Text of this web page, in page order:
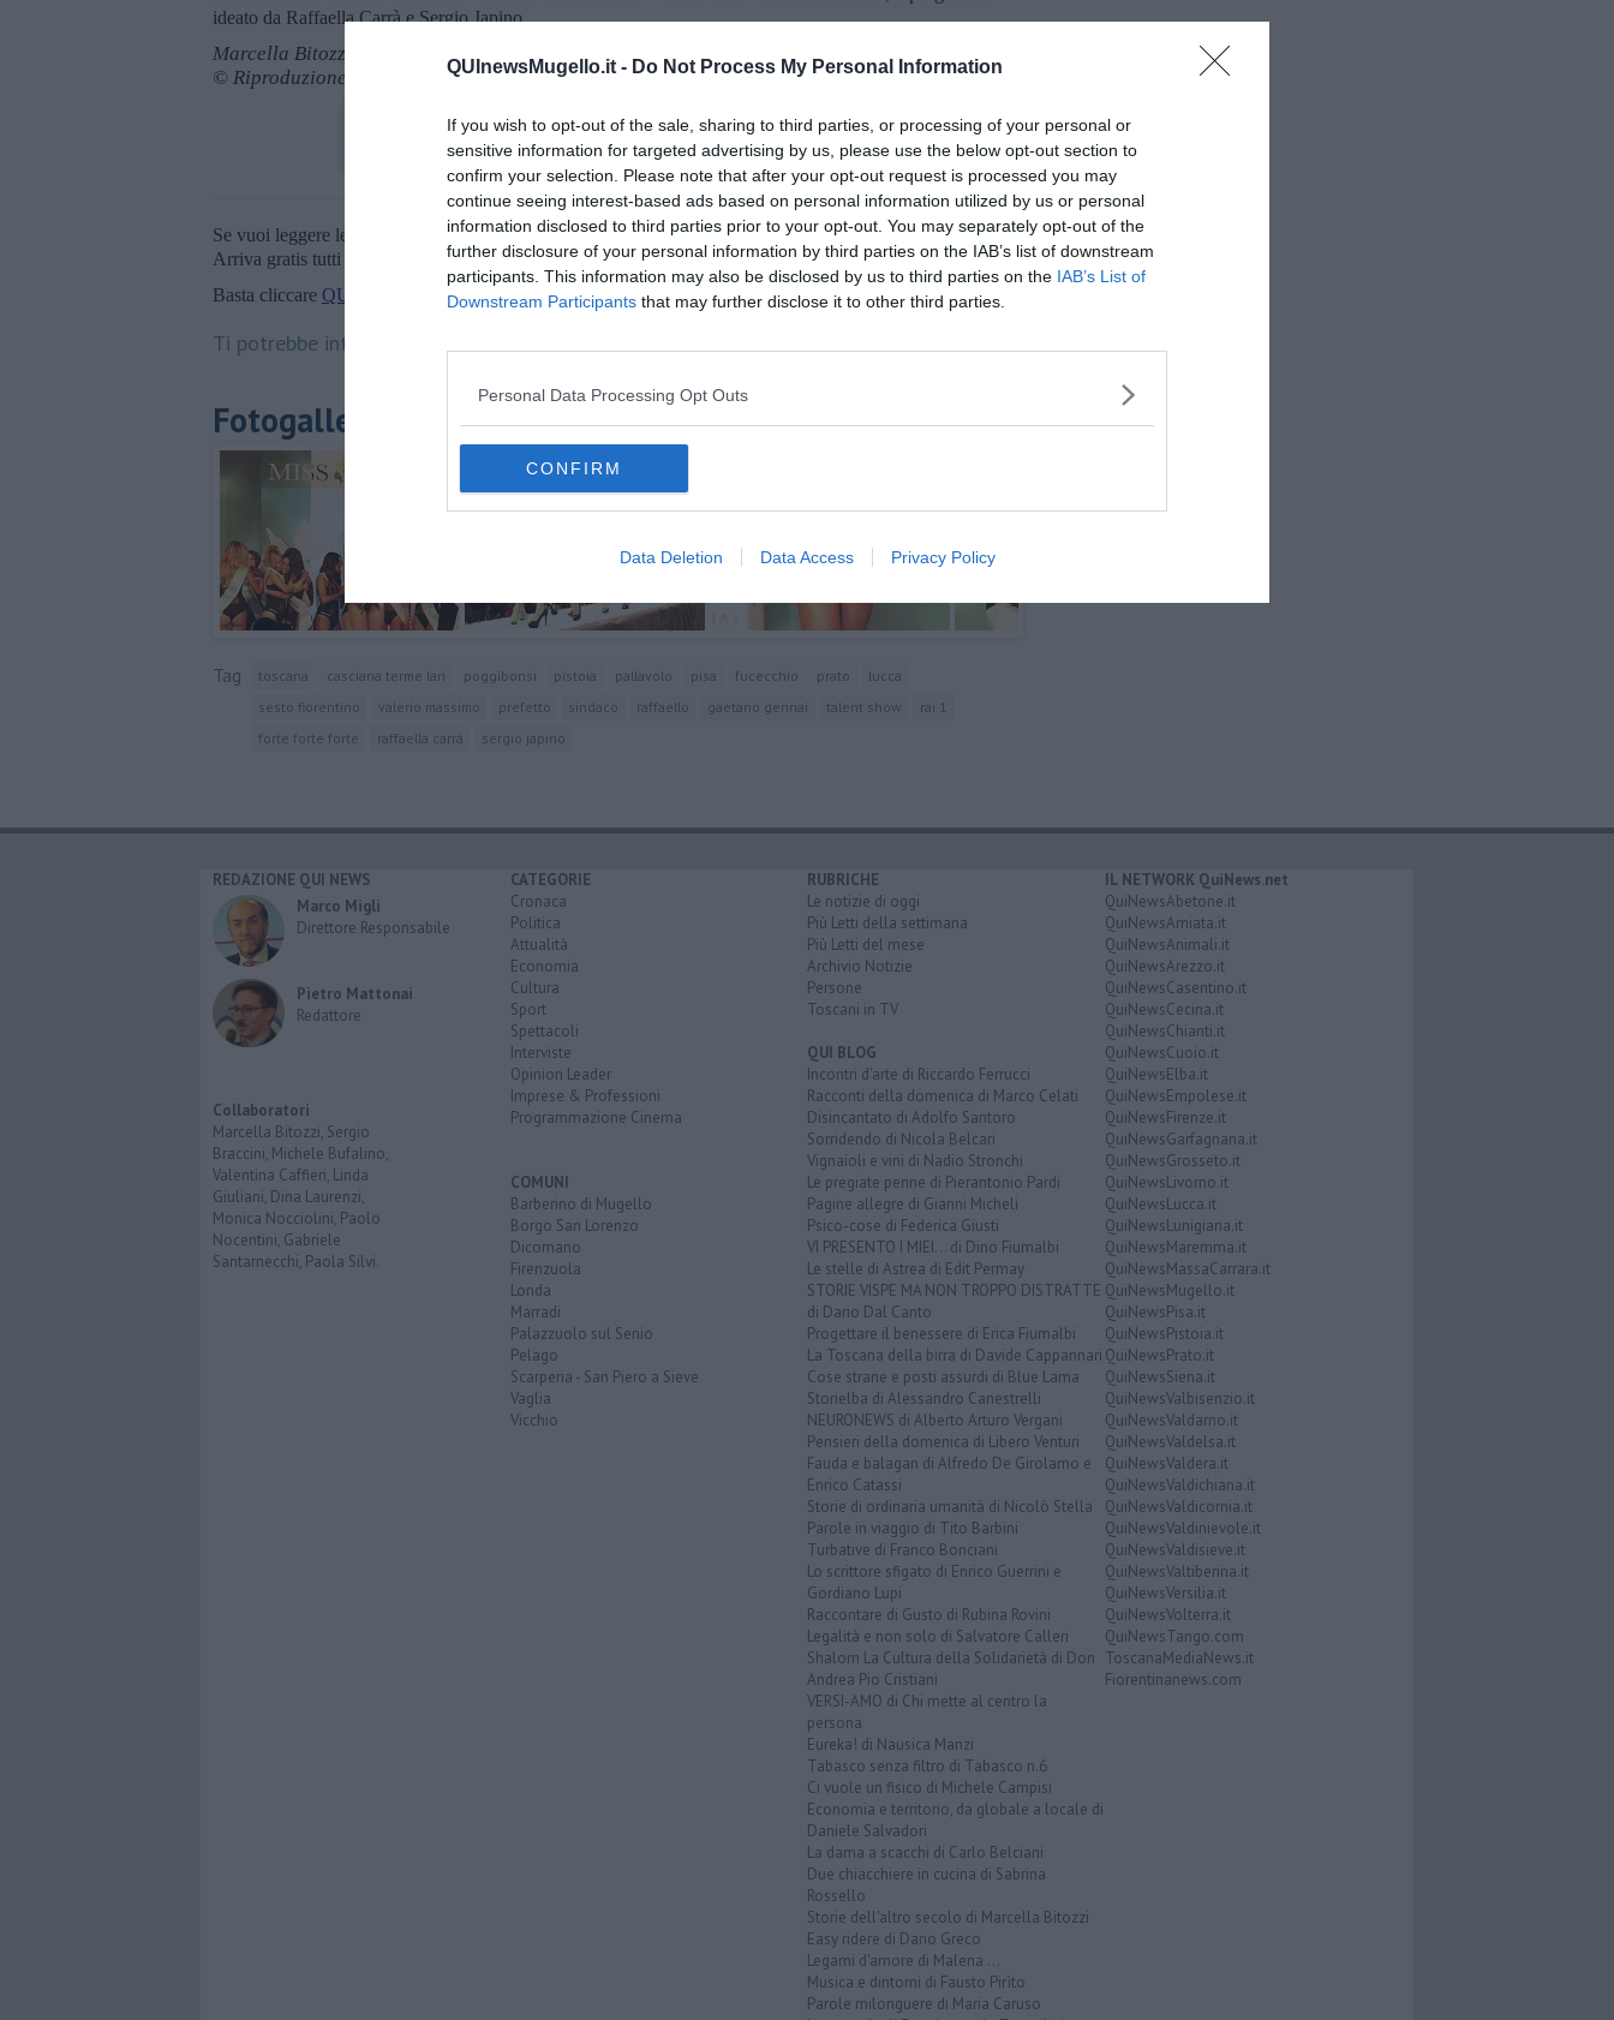
QUInewsMugello.it - Do Not Process My Personal Information
If you wish to opt-out of the sale, sharing to third parties, or processing of your personal or
sensitive information for targeted advertising by us, please use the below opt-out section to
confirm your selection. Please note that after your opt-out request is processed you may
continue seeing interest-based ads based on personal information utilized by us or personal
information disclosed to third parties prior to your opt-out. You may separately opt-out of the
further disclosure of your personal information by third parties on the IAB’s list of downstream
participants. This information may also be disclosed by us to third parties on the IAB’s List of
Downstream Participants that may further disclose it to other third parties.
Personal Data Processing Opt Outs
CONFIRM
Data Deletion Data Access Privacy Policy
ideato da Raffaella Carrà e Sergio Japino.
Marcella Bitozzi
© Riproduzione riservata
Se vuoi leggere le notizie principali della Toscana iscriviti allaNewsletter QUInews - ToscanaMedia.
Arriva gratis tutti i giorni alle 20:00 direttamente nella tua casella di posta.
Basta cliccare QUI
Ti potrebbe interessare anche:
Fotogallery
Tag toscana casciana terme lari poggibonsi pistoia pallavolo pisa fucecchio prato
lucca
sesto fiorentino
valerio massimo prefetto sindaco raffaello gaetano gennai talent show
rai 1
forte forte forte
raffaella carrà sergio japino
REDAZIONE QUI NEWS
Marco Migli
Direttore Responsabile
Pietro Mattonai
Redattore
Collaboratori
Marcella Bitozzi, Sergio
Braccini, Michele Bufalino,
Valentina Caffieri, Linda
Giuliani, Dina Laurenzi,
Monica Nocciolini, Paolo
Nocentini, Gabriele
Santarnecchi, Paola Silvi.
CATEGORIE
Cronaca
Politica
Attualità
Economia
Cultura
Sport
Spettacoli
Interviste
Opinion Leader
Imprese & Professioni
Programmazione Cinema
COMUNI
Barberino di Mugello
Borgo San Lorenzo
Dicomano
Firenzuola
Londa
Marradi
Palazzuolo sul Senio
Pelago
Scarperia - San Piero a Sieve
Vaglia
Vicchio
RUBRICHE
Le notizie di oggi
Più Letti della settimana
Più Letti del mese
Archivio Notizie
Persone
Toscani in TV
QUI BLOG
Incontri d'arte di Riccardo Ferrucci
Racconti della domenica di Marco Celati
Disincantato di Adolfo Santoro
Sorridendo di Nicola Belcari
Vignaioli e vini di Nadio Stronchi
Le pregiate penne di Pierantonio Pardi
Pagine allegre di Gianni Micheli
Psico-cose di Federica Giusti
VI PRESENTO I MIEI... di Dino Fiumalbi
Le stelle di Astrea di Edit Permay
STORIE VISPE MA NON TROPPO DISTRATTE
di Dario Dal Canto
Progettare il benessere di Erica Fiumalbi
La Toscana della birra di Davide Cappannari
Cose strane e posti assurdi di Blue Lama
Storielba di Alessandro Canestrelli
NEURONEWS di Alberto Arturo Vergani
Pensieri della domenica di Libero Venturi
Fauda e balagan di Alfredo De Girolamo e
Enrico Catassi
Storie di ordinaria umanità di Nicolò Stella
Parole in viaggio di Tito Barbini
Turbative di Franco Bonciani
Lo scrittore sfigato di Enrico Guerrini e
Gordiano Lupi
Raccontare di Gusto di Rubina Rovini
Legalità e non solo di Salvatore Calleri
Shalom La Cultura della Solidarietà di Don
Andrea Pio Cristiani
VERSI-AMO di Chi mette al centro la
persona
Eureka! di Nausica Manzi
Tabasco senza filtro di Tabasco n.6
Ci vuole un fisico di Michele Campisi
Economia e territorio, da globale a locale di
Daniele Salvadori
La dama a scacchi di Carlo Belciani
Due chiacchiere in cucina di Sabrina
Rossello
Storie dell'altro secolo di Marcella Bitozzi
Easy ridere di Dario Greco
Legami d'amore di Malena ...
Musica e dintorni di Fausto Pirìto
Parole milonguere di Maria Caruso
IL NETWORK QuiNews.net
QuiNewsAbetone.it
QuiNewsAmiata.it
QuiNewsAnimali.it
QuiNewsArezzo.it
QuiNewsCasentino.it
QuiNewsCecina.it
QuiNewsChianti.it
QuiNewsCuoio.it
QuiNewsElba.it
QuiNewsEmpolese.it
QuiNewsFirenze.it
QuiNewsGarfagnana.it
QuiNewsGrosseto.it
QuiNewsLivorno.it
QuiNewsLucca.it
QuiNewsLunigiana.it
QuiNewsMaremma.it
QuiNewsMassaCarrara.it
QuiNewsMugello.it
QuiNewsPisa.it
QuiNewsPistoia.it
QuiNewsPrato.it
QuiNewsSiena.it
QuiNewsValbisenzio.it
QuiNewsValdarno.it
QuiNewsValdelsa.it
QuiNewsValdera.it
QuiNewsValdichiana.it
QuiNewsValdicornia.it
QuiNewsValdinievole.it
QuiNewsValdisieve.it
QuiNewsValtiberina.it
QuiNewsVersilia.it
QuiNewsVolterra.it
QuiNewsTango.com
ToscanaMediaNews.it
Fiorentinanews.com